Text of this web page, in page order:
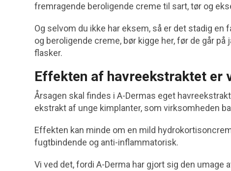
fremragende beroligende creme til sart, tør og
Og selvom du ikke har eksem, så er det stadig
og beroligende creme, bør kigge her, før de går
flasker.
Effekten af havreekstraktet er
Årsagen skal findes i A-Dermas eget
ekstrakt af unge kimplanter, som virksomheden
Effekten kan minde om en mild
fugtbindende og anti-inflammatorisk.
Vi ved det, fordi A-Derma har gjort sig den